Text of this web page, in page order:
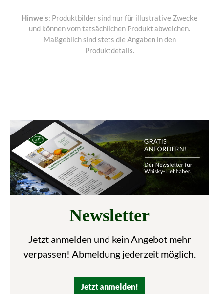
Hinweis: Produktbilder sind nur für illustrative Zwecke
und können vom tatsächlichen Produkt abweichen.
Maßgeblich sind stets die Angaben in den
Produktdetails.
Newsletter
Jetzt anmelden und kein Angebot mehr
verpassen! Abmeldung jederzeit möglich.
Jetzt anmelden!